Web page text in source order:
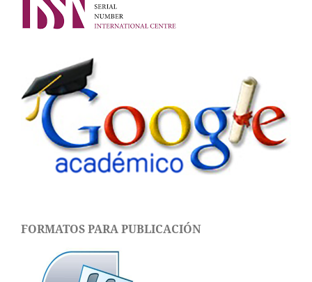
FORMATOS PARA PUBLICACIÓN